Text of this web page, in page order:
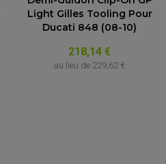
Light Gilles Tooling Pour
Ducati 848 (08-10)
218,14 €
au lieu de 229,62 €